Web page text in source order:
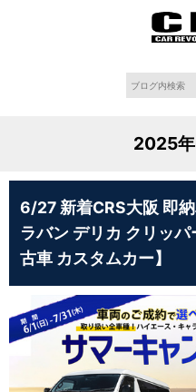
2025
6/27 新着CRS大阪 即
ラバン デリカ クリッ
古車 カスタムカー】